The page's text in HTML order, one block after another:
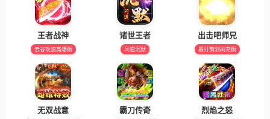
王者战神
云谷攻速高爆版
诸世王者
问道沉默
出击吧师兄
暴打策划刷充版
无双战意 霸刀传奇 烈焰之怒